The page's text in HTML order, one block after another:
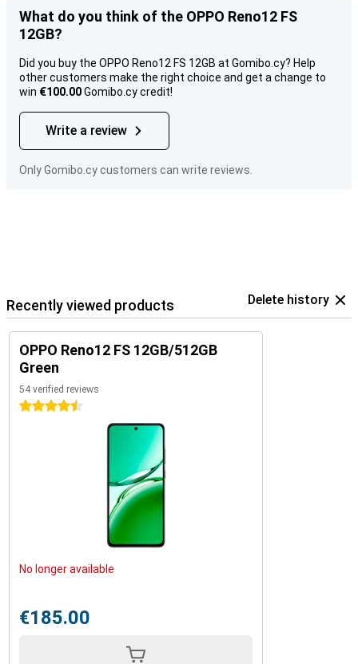
What do you think of the OPPO Reno12 FS
12GB?
Did you buy the OPPO Reno12 FS 12GB at Gomibo.cy? Help
other customers make the right choice and get a change to
win €100.00Gomibo.cy credit!
Write a review
Only Gomibo.cy customers can write reviews.
Recently viewed products Delete history
OPPO Reno12 FS 12GB/512GB
Green
54 verified reviews
4.5 stars
No longer available
€185.00